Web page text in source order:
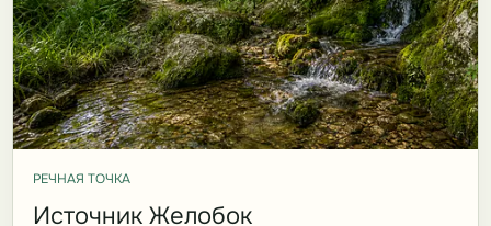
РЕЧНАЯ ТОЧКА
Источник Желобок